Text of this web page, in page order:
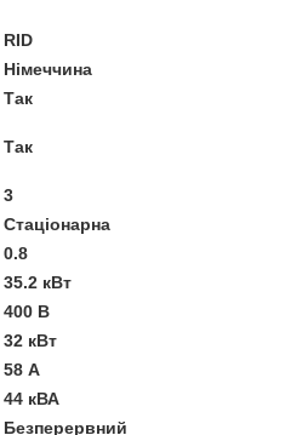
RID
Німеччина
Так
Так
3
Стаціонарна
0.8
35.2 кВт
400 В
32 кВт
58 А
44 кВА
Безперервний